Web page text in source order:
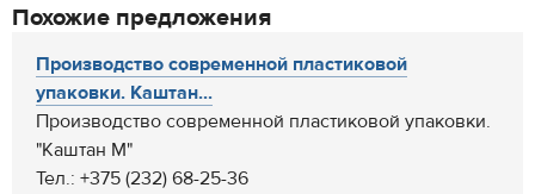
Похожие предложения
Производство современной пластиковой
упаковки. Каштан...
Производство современной пластиковой упаковки.
"Каштан М"
Тел.: +375 (232) 68-25-36